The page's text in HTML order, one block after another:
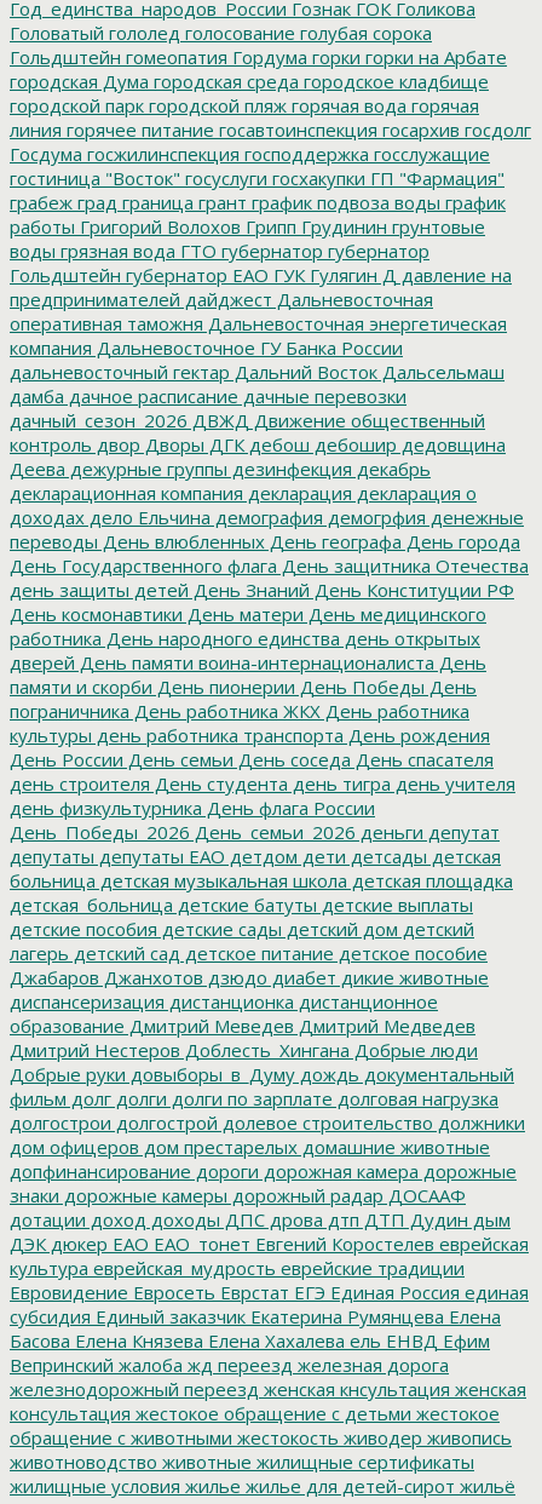
Год_единства_народов_России Гознак ГОК Голикова
Головатый гололед голосование голубая сорока
Гольдштейн гомеопатия Гордума горки горки на Арбате
городская Дума городская среда городское кладбище
городской парк городской пляж горячая вода горячая
линия горячее питание госавтоинспекция госархив госдолг
Госдума госжилинспекция господдержка госслужащие
гостиница "Восток" госуслуги госхакупки ГП "Фармация"
грабеж град граница грант график подвоза воды график
работы Григорий Волохов Грипп Грудинин грунтовые
воды грязная вода ГТО губернатор губернатор
Гольдштейн губернатор ЕАО ГУК Гулягин Д давление на
предпринимателей дайджест Дальневосточная
оперативная таможня Дальневосточная энергетическая
компания Дальневосточное ГУ Банка России
дальневосточный гектар Дальний Восток Дальсельмаш
дамба дачное расписание дачные перевозки
дачный_сезон_2026 ДВЖД Движение общественный
контроль двор Дворы ДГК дебош дебошир дедовщина
Деева дежурные группы дезинфекция декабрь
декларационная компания декларация декларация о
доходах дело Ельчина демография демогрфия денежные
переводы День влюбленных День географа День города
День Государственного флага День защитника Отечества
день защиты детей День Знаний День Конституции РФ
День космонавтики День матери День медицинского
работника День народного единства день открытых
дверей День памяти воина-интернационалиста День
памяти и скорби День пионерии День Победы День
пограничника День работника ЖКХ День работника
культуры день работника транспорта День рождения
День России День семьи День соседа День спасателя
день строителя День студента день тигра день учителя
день физкультурника День флага России
День_Победы_2026 День_семьи_2026 деньги депутат
депутаты депутаты ЕАО детдом дети детсады детская
больница детская музыкальная школа детская площадка
детская_больница детские батуты детские выплаты
детские пособия детские сады детский дом детский
лагерь детский сад детское питание детское пособие
Джабаров Джанхотов дзюдо диабет дикие животные
диспансеризация дистанционка дистанционное
образование Дмитрий Меведев Дмитрий Медведев
Дмитрий Нестеров Доблесть_Хингана Добрые люди
Добрые руки довыборы_в_Думу дождь документальный
фильм долг долги долги по зарплате долговая нагрузка
долгострои долгострой долевое строительство должники
дом офицеров дом престарелых домашние животные
допфинансирование дороги дорожная камера дорожные
знаки дорожные камеры дорожный радар ДОСААФ
дотации доход доходы ДПС дрова дтп ДТП Дудин дым
ДЭК дюкер ЕАО ЕАО_тонет Евгений Коростелев еврейская
культура еврейская_мудрость еврейские традиции
Евровидение Евросеть Еврстат ЕГЭ Единая Россия единая
субсидия Единый заказчик Екатерина Румянцева Елена
Басова Елена Князева Елена Хахалева ель ЕНВД Ефим
Вепринский жалоба жд переезд железная дорога
железнодорожный переезд женская кнсультация женская
консультация жестокое обращение с детьми жестокое
обращение с животными жестокость живодер живопись
животноводство животные жилищные сертификаты
жилищные условия жилье жилье для детей-сирот жильё